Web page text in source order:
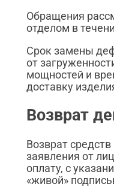
Обращения
отделом в
Срок замены
от
мощностей и
доставку
Возврат
Возврат
заявления от
оплату, с
«живой»